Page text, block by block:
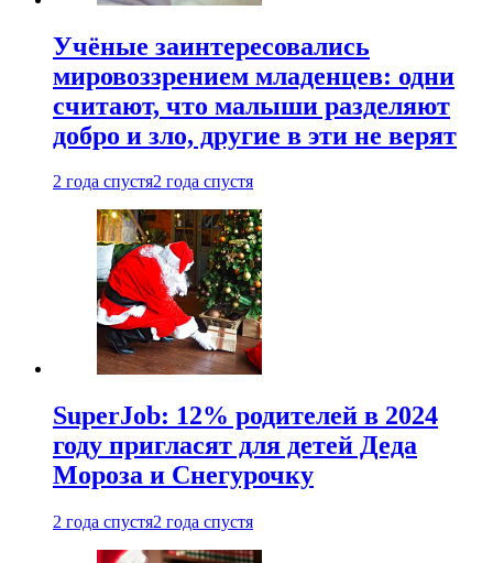
Учёные заинтересовались
мировоззрением младенцев: одни
считают, что малыши разделяют
добро и зло, другие в эти не верят
2 года спустя2 года спустя
SuperJob: 12% родителей в 2024
году пригласят для детей Деда
Мороза и Снегурочку
2 года спустя2 года спустя